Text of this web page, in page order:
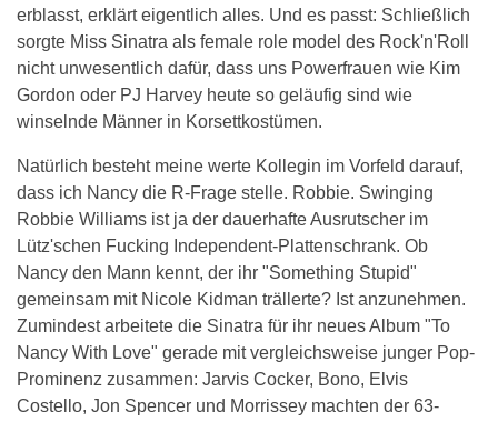
erblasst, erklärt eigentlich alles. Und es passt: Schließlich
sorgte Miss Sinatra als female role model des Rock'n'Roll
nicht unwesentlich dafür, dass uns Powerfrauen wie Kim
Gordon oder PJ Harvey heute so geläufig sind wie
winselnde Männer in Korsettkostümen.
Natürlich besteht meine werte Kollegin im Vorfeld darauf,
dass ich Nancy die R-Frage stelle. Robbie. Swinging
Robbie Williams ist ja der dauerhafte Ausrutscher im
Lütz'schen Fucking Independent-Plattenschrank. Ob
Nancy den Mann kennt, der ihr "Something Stupid"
gemeinsam mit Nicole Kidman trällerte? Ist anzunehmen.
Zumindest arbeitete die Sinatra für ihr neues Album "To
Nancy With Love" gerade mit vergleichsweise junger Pop-
Prominenz zusammen: Jarvis Cocker, Bono, Elvis
Costello, Jon Spencer und Morrissey machten der 63-